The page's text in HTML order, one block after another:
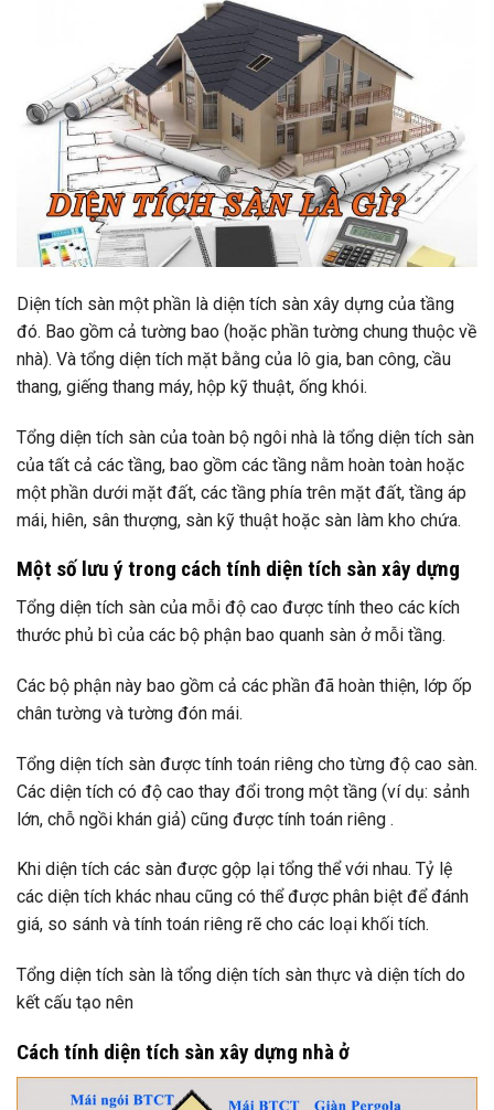
Diện tích sàn một phần là diện tích sàn xây dựng của tầng
đó. Bao gồm cả tường bao (hoặc phần tường chung thuộc về
nhà). Và tổng diện tích mặt bằng của lô gia, ban công, cầu
thang, giếng thang máy, hộp kỹ thuật, ống khói.
Tổng diện tích sàn của toàn bộ ngôi nhà là tổng diện tích sàn
của tất cả các tầng, bao gồm các tầng nằm hoàn toàn hoặc
một phần dưới mặt đất, các tầng phía trên mặt đất, tầng áp
mái, hiên, sân thượng, sàn kỹ thuật hoặc sàn làm kho chứa.
Một số lưu ý trong cách tính diện tích sàn xây dựng
Tổng diện tích sàn của mỗi độ cao được tính theo các kích
thước phủ bì của các bộ phận bao quanh sàn ở mỗi tầng.
Các bộ phận này bao gồm cả các phần đã hoàn thiện, lớp ốp
chân tường và tường đón mái.
Tổng diện tích sàn được tính toán riêng cho từng độ cao sàn.
Các diện tích có độ cao thay đổi trong một tầng (ví dụ: sảnh
lớn, chỗ ngồi khán giả) cũng được tính toán riêng .
Khi diện tích các sàn được gộp lại tổng thể với nhau. Tỷ lệ
các diện tích khác nhau cũng có thể được phân biệt để đánh
giá, so sánh và tính toán riêng rẽ cho các loại khối tích.
Tổng diện tích sàn là tổng diện tích sàn thực và diện tích do
kết cấu tạo nên
Cách tính diện tích sàn xây dựng nhà ở